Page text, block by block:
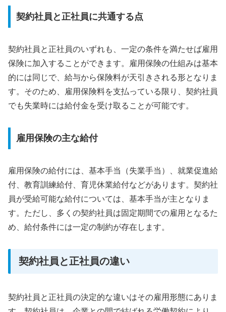
契約社員と正社員に共通する点
契約社員と正社員のいずれも、一定の条件を満たせば雇用
保険に加入することができます。雇用保険の仕組みは基本
的には同じで、給与から保険料が天引きされる形となりま
す。そのため、雇用保険料を支払っている限り、契約社員
でも失業時には給付金を受け取ることが可能です。
雇用保険の主な給付
雇用保険の給付には、基本手当（失業手当）、就業促進給
付、教育訓練給付、育児休業給付などがあります。契約社
員が受給可能な給付については、基本手当が主となりま
す。ただし、多くの契約社員は固定期間での雇用となるた
め、給付条件には一定の制約が存在します。
契約社員と正社員の違い
契約社員と正社員の決定的な違いはその雇用形態にありま